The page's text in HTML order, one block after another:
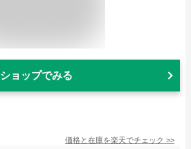
ショップでみる
価格と在庫を楽天でチェック >>